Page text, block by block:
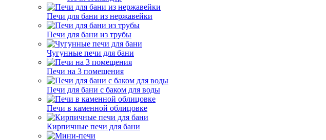
Печи для бани из нержавейки
Печи для бани из трубы
Чугунные печи для бани
Печи на 3 помещения
Печи для бани с баком для воды
Печи в каменной облицовке
Кирпичные печи для бани